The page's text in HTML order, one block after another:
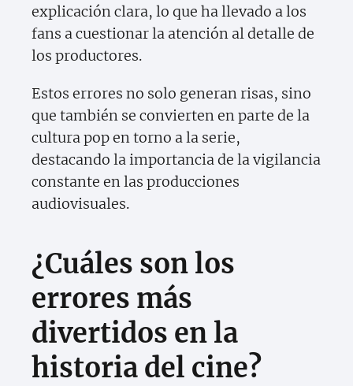
explicación clara, lo que ha llevado a los
fans a cuestionar la atención al detalle de
los productores.
Estos errores no solo generan risas, sino
que también se convierten en parte de la
cultura pop en torno a la serie,
destacando la importancia de la vigilancia
constante en las producciones
audiovisuales.
¿Cuáles son los
errores más
divertidos en la
historia del cine?